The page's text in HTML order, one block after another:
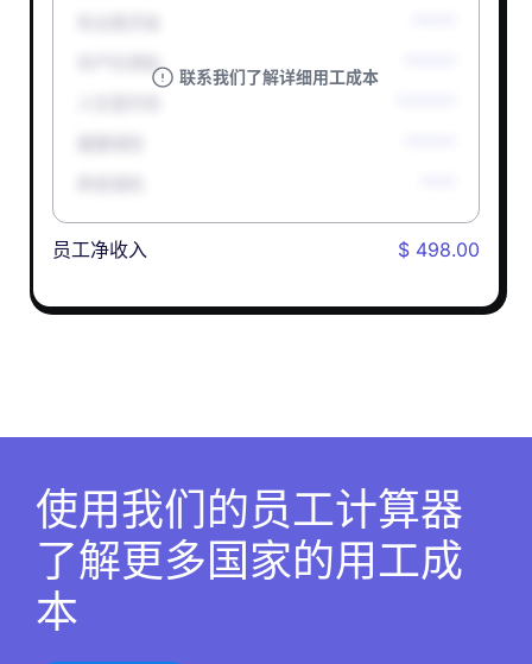
联系我们了解详细用工成本
孕产妇津贴
员工净收入 $ 498.00
使用我们的员工计算器
了解更多国家的用工成
本